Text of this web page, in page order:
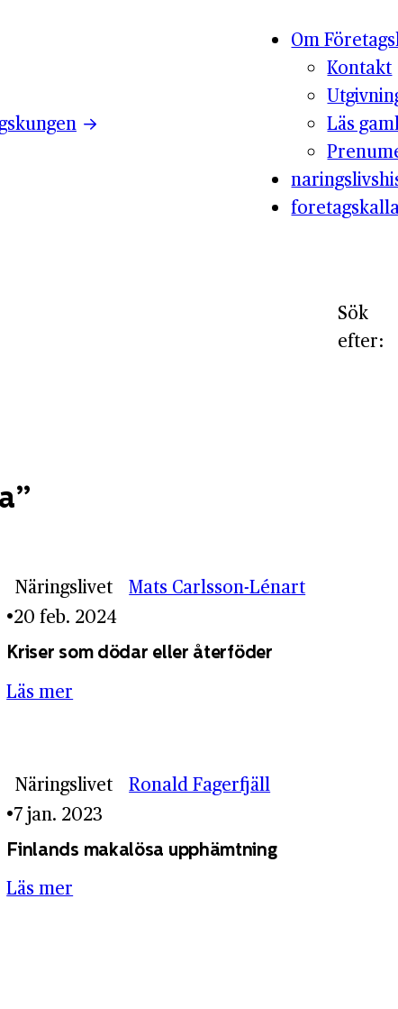
Om
Kontakt
Läs
Sök
efter:
Näringslivet
Mats Carlsson-Lénart
20 feb. 2024
Kriser som dödar eller återföder
Läs mer
Näringslivet
Ronald Fagerfjäll
7 jan. 2023
Finlands makalösa upphämtning
Läs mer